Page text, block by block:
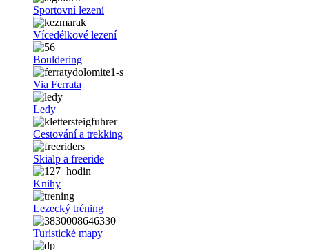
Sportovní lezení
Vícedélkové lezení
Bouldering
Via Ferrata
Ledy
Cestování a trekking
Skialp a freeride
Knihy
Lezecký tréning
Turistické mapy